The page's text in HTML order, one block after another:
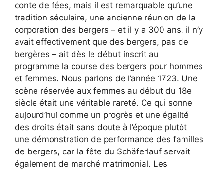
conte de fées, mais il est remarquable qu’une
tradition séculaire, une ancienne réunion de la
corporation des bergers – et il y a 300 ans, il n’y
avait effectivement que des bergers, pas de
bergères – ait dès le début inscrit au
programme la course des bergers pour hommes
et femmes. Nous parlons de l’année 1723. Une
scène réservée aux femmes au début du 18e
siècle était une véritable rareté. Ce qui sonne
aujourd’hui comme un progrès et une égalité
des droits était sans doute à l’époque plutôt
une démonstration de performance des familles
de bergers, car la fête du Schäferlauf servait
également de marché matrimonial. Les